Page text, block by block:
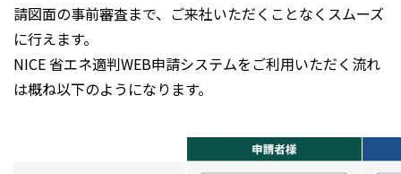
請図面の事前審査まで、ご来社いただくことなくスムーズ
に行えます。
NICE 省エネ適判WEB申請システムをご利用いただく流れ
は概ね以下のようになります。